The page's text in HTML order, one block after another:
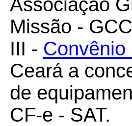
Associação
Missão -
III -
Ceará a
de
CF-e - SAT.